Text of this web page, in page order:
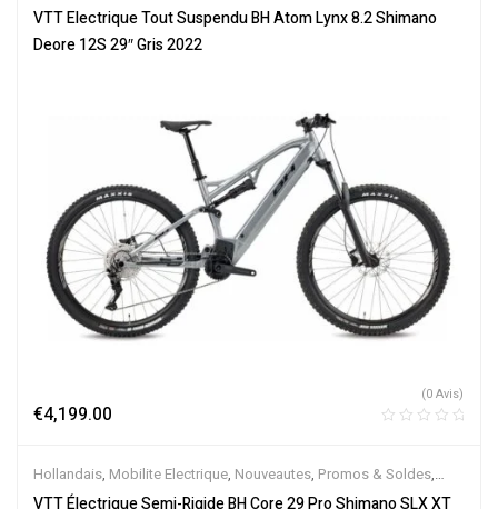
Tout-Suspendus ,Vélo électrique ville,Velos Electriques,VTT
Électriques
VTT Electrique Tout Suspendu BH Atom Lynx 8.2 Shimano
Deore 12S 29″ Gris 2022
€4,199.00
(0 Avis)
Hollandais, Mobilite Electrique, Nouveautes, Promos & Soldes,
Semi-Rigides,Vélo électrique ville,Velos Electriques,VTT
VTT Électrique Semi-Rigide BH Core 29 Pro Shimano SLX XT